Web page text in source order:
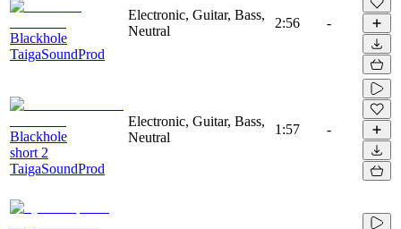
Blackhole
TaigaSoundProd
Electronic, Guitar, Bass,
Neutral
2:56 -
Blackhole
short 2
TaigaSoundProd
Electronic, Guitar, Bass,
Neutral
1:57 -